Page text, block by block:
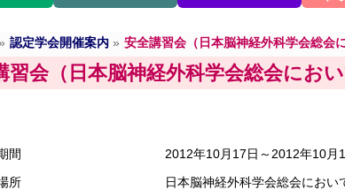
認定学会開催案内 » 安全講習会（日本脳神経外科学会総会
習会（日本脳神経外科学会総会におい
間
2012年10月17日～2012年10月
所
日本脳神経外科学会総会におい